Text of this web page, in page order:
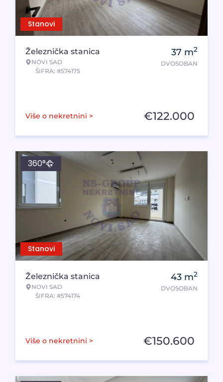
Stanovi
Železnička stanica
NOVI SAD
ŠIFRA: #574175
37 m2
DVOSOBAN
Više o nekretnini > €122.000
Stanovi
360°
Železnička stanica
NOVI SAD
ŠIFRA: #574174
43 m2
DVOSOBAN
Više o nekretnini > €150.600